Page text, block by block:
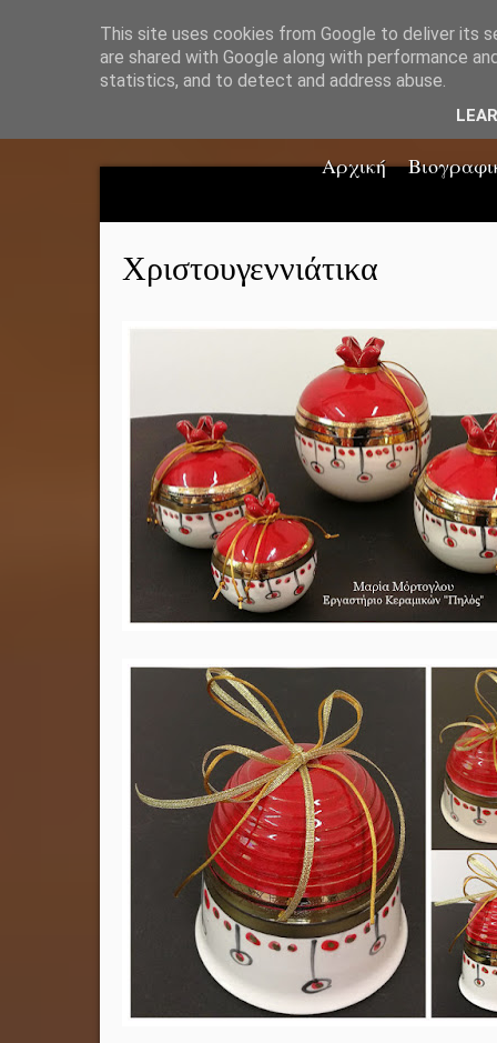
Αρχική
Χριστουγεννιάτικα
This site uses cookies from Google to deliver its
are shared with Google along with performance
statistics, and to detect and address abuse.